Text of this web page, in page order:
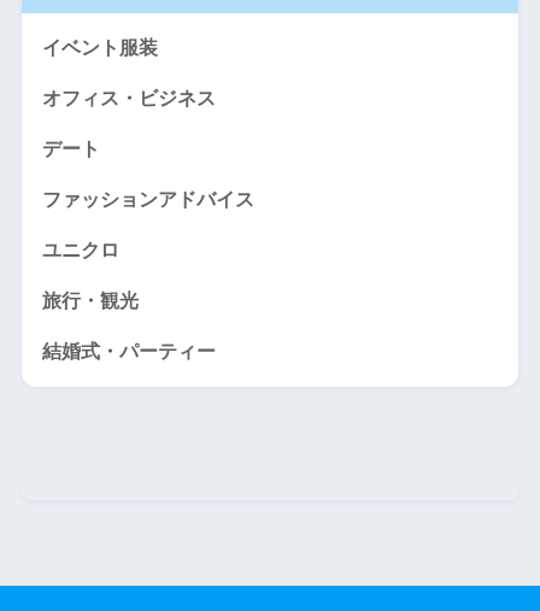
イベント服装
オフィス・ビジネス
デート
ファッションアドバイス
ユニクロ
旅行・観光
結婚式・パーティー